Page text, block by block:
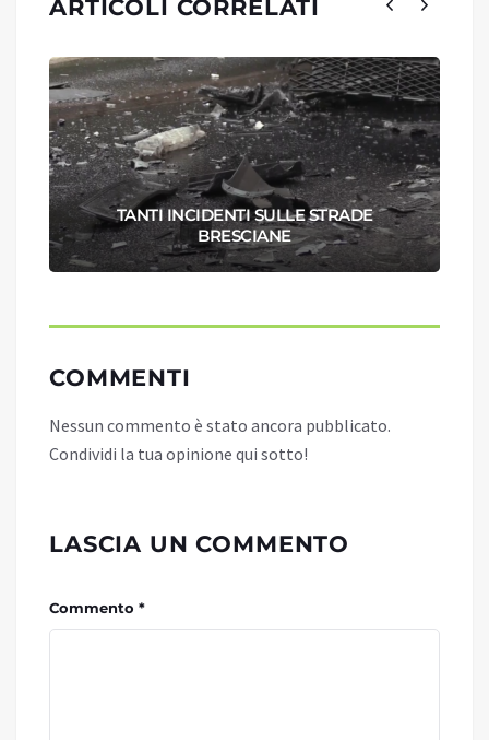
ARTICOLI CORRELATI
TANTI INCIDENTI SULLE STRADE
BRESCIANE
COMMENTI
Nessun commento è stato ancora pubblicato.
Condividi la tua opinione qui sotto!
LASCIA UN COMMENTO
Commento *